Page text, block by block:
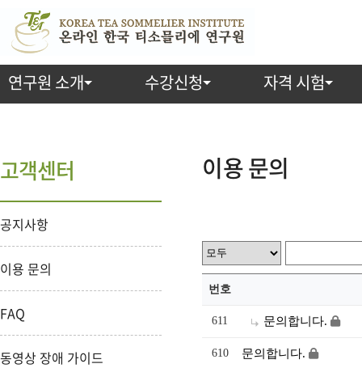
연구원 소개 수강신청 자격 시험
이용 문의
번호
611 문의합니다.
610 문의합니다.
고객센터
공지사항
이용 문의
FAQ
동영상 장애 가이드